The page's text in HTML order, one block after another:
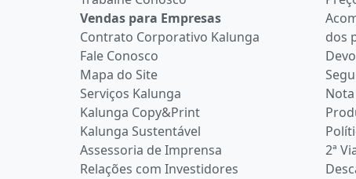
Vendas para Empresas
Contrato Corporativo Kalunga
Fale Conosco
Mapa do Site
Serviços Kalunga
Kalunga Copy&Print
Kalunga Sustentável
Assessoria de Imprensa
Relações com Investidores
dos
2ª